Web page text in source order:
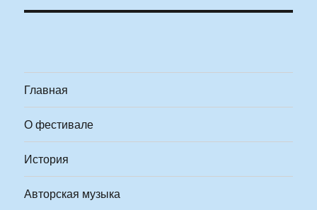
Главная
О фестивале
История
Авторская музыка